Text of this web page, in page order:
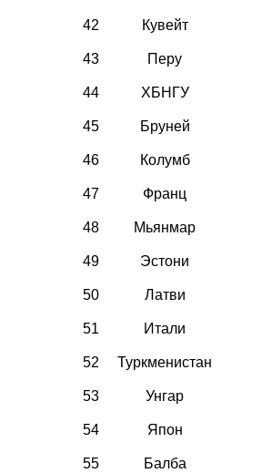
42 Кувейт
43 Перу
44 ХБНГУ
45 Бруней
46 Колумб
47 Франц
48 Мьянмар
49 Эстони
50 Латви
51 Итали
52 Туркменистан
53 Унгар
54 Япон
55 Балба